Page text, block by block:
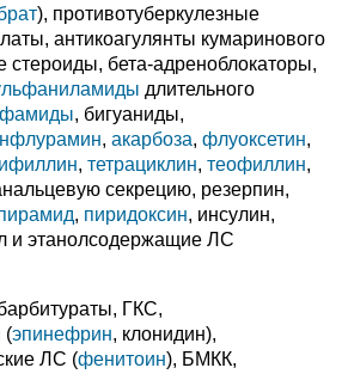
), противотуберкулезные
антикоагулянты кумаринового
стероиды, бета-адреноблокаторы,
длительного
, бигуаниды,
, акарбоза, флуоксетин,
, тетрациклин, теофиллин,
секрецию, резерпин,
, пиридоксин, инсулин,
и этанолсодержащие ЛС
ГКС,
(эпинефрин, клонидин),
ЛС (фенитоин), БМКК,